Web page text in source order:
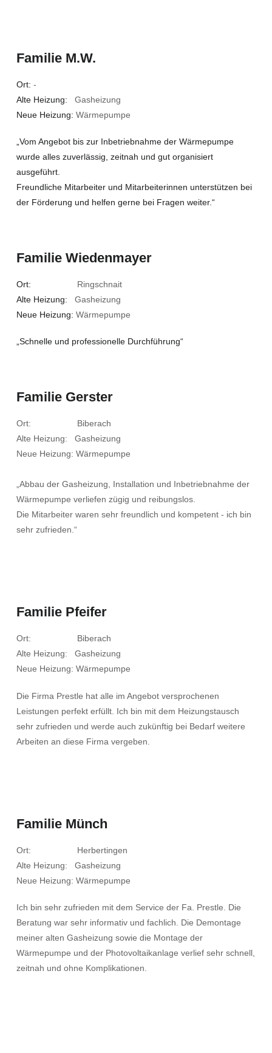
Familie M.W.
Ort: -
Alte Heizung: Gasheizung
Neue Heizung: Wärmepumpe
„Vom Angebot bis zur Inbetriebnahme der Wärmepumpe
wurde alles zuverlässig, zeitnah und gut organisiert
ausgeführt.
Freundliche Mitarbeiter und Mitarbeiterinnen unterstützen bei
der Förderung und helfen gerne bei Fragen weiter.“
Familie Wiedenmayer
Ort: Ringschnait
Alte Heizung: Gasheizung
Neue Heizung: Wärmepumpe
„Schnelle und professionelle Durchführung“
Familie Gerster
Ort: Biberach
Alte Heizung: Gasheizung
Neue Heizung: Wärmepumpe
„Abbau der Gasheizung, Installation und Inbetriebnahme der
Wärmepumpe verliefen zügig und reibungslos.
Die Mitarbeiter waren sehr freundlich und kompetent - ich bin
sehr zufrieden.“
Familie Pfeifer
Ort: Biberach
Alte Heizung: Gasheizung
Neue Heizung: Wärmepumpe
Die Firma Prestle hat alle im Angebot versprochenen
Leistungen perfekt erfüllt. Ich bin mit dem Heizungstausch
sehr zufrieden und werde auch zukünftig bei Bedarf weitere
Arbeiten an diese Firma vergeben.
Familie Münch
Ort: Herbertingen
Alte Heizung: Gasheizung
Neue Heizung: Wärmepumpe
Ich bin sehr zufrieden mit dem Service der Fa. Prestle. Die
Beratung war sehr informativ und fachlich. Die Demontage
meiner alten Gasheizung sowie die Montage der
Wärmepumpe und der Photovoltaikanlage verlief sehr schnell,
zeitnah und ohne Komplikationen.